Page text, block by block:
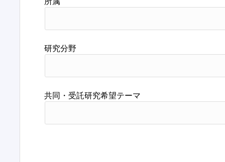
研究分野
共同・受託研究希望テーマ